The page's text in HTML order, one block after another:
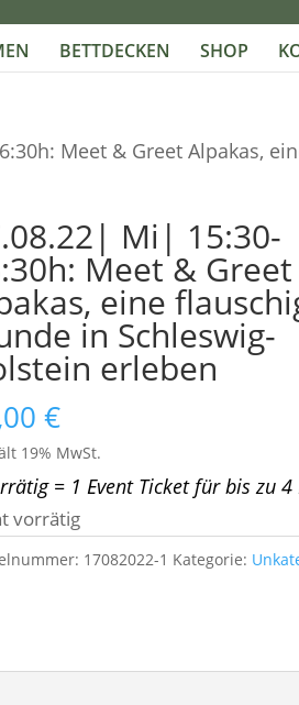
BETTDECKEN SHOP
Meet & Greet Alpakas,
Mi| 15:30-
Meet & Greet
eine
in Schleswig-
erleben
€
19% MwSt.
= 1 Event Ticket für bis zu 4
vorrätig
17082022-1 Kategorie: